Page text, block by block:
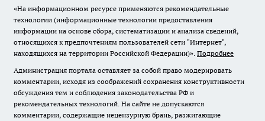
«На информационном ресурсе применяются рекомендательные
технологии (информационные технологии предоставления
информации на основе сбора, систематизации и анализа сведений,
относящихся к предпочтениям пользователей сети "Интернет",
находящихся на территории Российской Федерации)». Подробнее
Администрация портала оставляет за собой право модерировать
комментарии, исходя из соображений сохранения конструктивности
обсуждения тем и соблюдения законодательства РФ и
рекомендательных технологий. На сайте не допускаются
комментарии, содержащие нецензурную брань, разжигающие